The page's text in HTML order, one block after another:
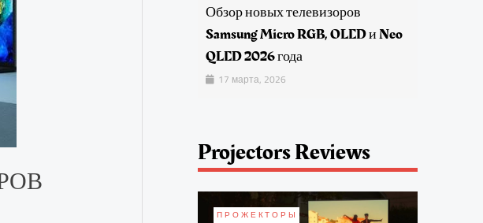
Обзор новых телевизоров
Samsung Micro RGB, OLED и Neo
QLED 2026 года
17 марта, 2026
Projectors Reviews
ПРОЖЕКТОРЫ